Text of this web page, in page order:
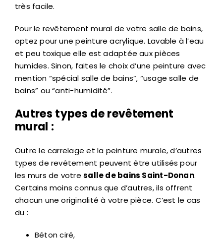
très facile.
Pour le revêtement mural de votre salle de bains,
optez pour une peinture acrylique. Lavable à l’eau
et peu toxique elle est adaptée aux pièces
humides. Sinon, faites le choix d’une peinture avec
mention “spécial salle de bains”, “usage salle de
bains” ou “anti-humidité”.
Autres types de revêtement
mural :
Outre le carrelage et la peinture murale, d’autres
types de revêtement peuvent être utilisés pour
les murs de votresalle de bains Saint-Donan.
Certains moins connus que d’autres, ils offrent
chacun une originalité à votre pièce. C’est le cas
du :
Béton ciré,